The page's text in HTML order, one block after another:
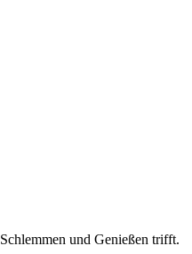
und Genießen trifft.